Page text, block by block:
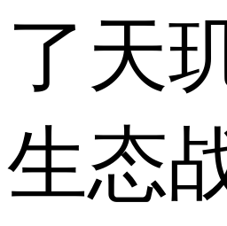
了天
生态